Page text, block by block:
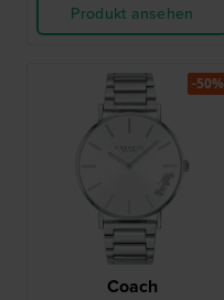
Produkt ansehen
Coach
-50%